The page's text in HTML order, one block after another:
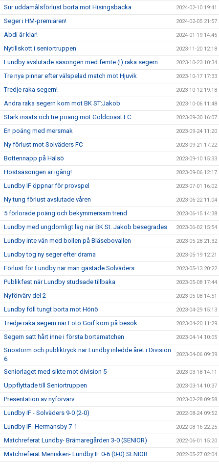
Sur uddamålsförlust borta mot Hisingsbacka 2024-02-10 19:41
Seger i HM-premiären! 2024-02-05 21:57
Abdi är klar! 2024-01-19 14:45
Nytillskott i seniortruppen 2023-11-20 12:18
Lundby avslutade säsongen med femte (!) raka segern 2023-10-23 10:34
Tre nya pinnar efter välspelad match mot Hjuvik 2023-10-17 17:33
Tredje raka segern! 2023-10-12 19:18
Andra raka segern kom mot BK ST:Jakob 2023-10-06 11:48
Stark insats och tre poäng mot Goldcoast FC 2023-09-30 16:07
En poäng med mersmak 2023-09-24 11:20
Ny förlust mot Solväders FC 2023-09-21 17:22
Bottennapp på Hälsö 2023-09-10 15:33
Höstsäsongen är igång! 2023-09-06 12:17
Lundby IF öppnar för provspel 2023-07-01 16:02
Ny tung förlust avslutade våren 2023-06-22 11:04
5 förlorade poäng och bekymmersam trend 2023-06-15 14:38
Lundby med ungdomligt lag när BK St. Jakob besegrades 2023-06-02 15:54
Lundby inte vän med bollen på Bläsebovallen 2023-05-28 21:32
Lundby tog ny seger efter drama 2023-05-19 12:21
Förlust för Lundby när man gästade Solväders 2023-05-13 20:22
Publikfest när Lundby studsade tillbaka 2023-05-08 17:44
Nyförvärv del 2 2023-05-08 14:51
Lundby föll tungt borta mot Hönö 2023-04-29 15:13
Tredje raka segern när Fotö Goif kom på besök 2023-04-20 11:29
Segern satt hårt inne i första bortamatchen 2023-04-14 10:05
Snöstorm och publiktryck när Lundby inledde året i Division
6
2023-04-06 09:39
Seniorlaget med sikte mot division 5 2023-03-18 14:11
Uppflyttade till Seniortruppen 2023-03-14 10:37
Presentation av nyförvärv 2023-02-28 09:58
Lundby IF - Solväders 9-0 (2-0) 2022-08-24 09:52
Lundby IF- Hermansby 7-1 2022-08-16 22:25
Matchreferat Lundby- Brämaregården 3-0 (SENIOR) 2022-06-01 15:20
Matchreferat Menisken- Lundby IF 0-6 (0-0) SENIOR 2022-05-27 02:04